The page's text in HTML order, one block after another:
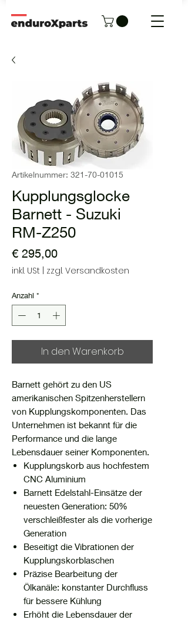
Artikelnummer: 321-70-01015
Kupplungsglocke
Barnett - Suzuki
RM-Z250
€ 295,00Preis
inkl. USt zzgl. Versandkosten
Anzahl *
In den Warenkorb
Barnett gehört zu den US
amerikanischen Spitzenherstellern
von Kupplungskomponenten. Das
Unternehmen ist bekannt für die
Performance und die lange
Lebensdauer seiner Komponenten.
Kupplungskorb aus hochfestem
CNC Aluminium
Barnett Edelstahl-Einsätze der
neuesten Generation: 50%
verschleißfester als die vorherige
Generation
Beseitigt die Vibrationen der
Kupplungskorblaschen
Präzise Bearbeitung der
Ölkanäle: konstanter Durchfluss
für bessere Kühlung
Erhöht die Lebensdauer der